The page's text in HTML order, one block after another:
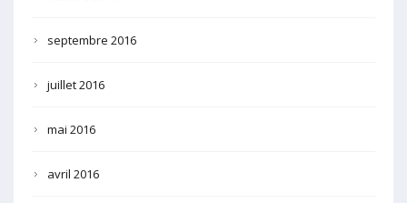
septembre 2016
juillet 2016
mai 2016
avril 2016